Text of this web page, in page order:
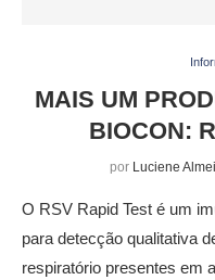
MAIS UM
BIOCON:
por Luciene
O RSV Rapid Test é um
para detecção qualitativa
respiratório presentes em